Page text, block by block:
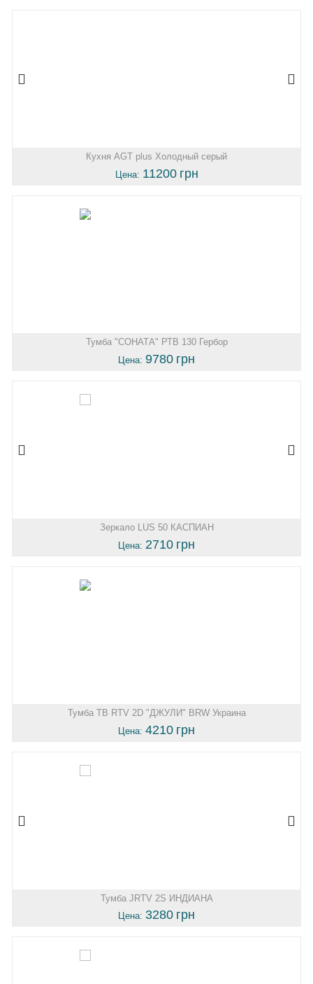
Кухня AGT plus Холодный серый
Цена: 11200 грн
Тумба "СОНАТА" РТВ 130 Гербор
Цена: 9780 грн
Зеркало LUS 50 КАСПИАН
Цена: 2710 грн
Тумба ТВ RTV 2D "ДЖУЛИ" BRW Украина
Цена: 4210 грн
Тумба JRTV 2S ИНДИАНА
Цена: 3280 грн